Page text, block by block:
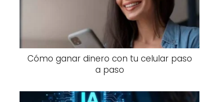
Cómo ganar dinero con tu celular paso
a paso